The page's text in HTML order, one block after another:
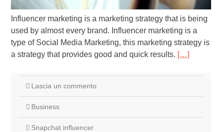
Influencer marketing is a marketing strategy that is being
used by almost every brand. Influencer marketing is a
type of Social Media Marketing, this marketing strategy is
a strategy that provides good and quick results. […]
Lascia un commento
Business
Snapchat influencer